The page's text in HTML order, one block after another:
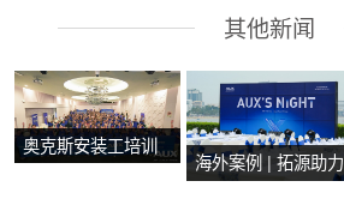
其他新闻
奥克斯安装工培训
海外案例 | 拓源助力